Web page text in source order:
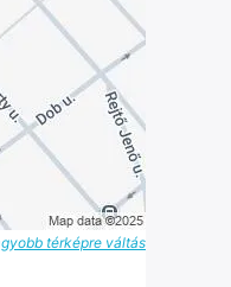
térképre váltás